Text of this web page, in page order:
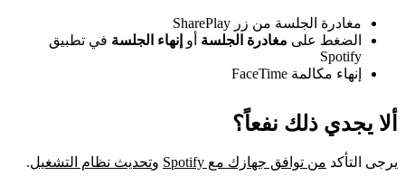
مغادرة الجلسة من زر SharePlay
الضغط على مغادرة الجلسة أو إنهاء الجلسة في تطبيق
Spotify
إنهاء مكالمة FaceTime
ألا يجدي ذلك نفعاً؟
يرجى التأكد من توافق جهازك مع Spotify وتحديث نظام التشغيل.